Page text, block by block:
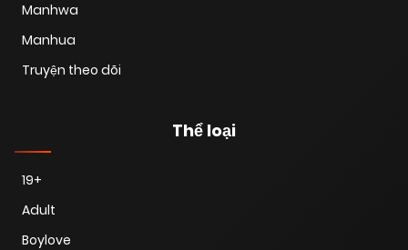
Manhwa
Manhua
Truyện theo dõi
Thể loại
19+
Adult
Boylove